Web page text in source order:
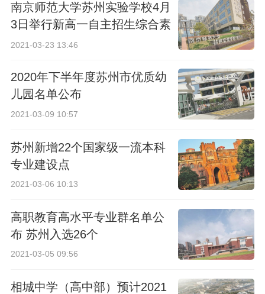
南京师范大学苏州实验学校4月
3日举行新高一自主招生综合素
质考查
2021-03-23 13:46
2020年下半年度苏州市优质幼
儿园名单公布
2021-03-09 10:57
苏州新增22个国家级一流本科
专业建设点
2021-03-06 10:13
高职教育高水平专业群名单公
布 苏州入选26个
2021-03-05 09:56
相城中学（高中部）预计2021